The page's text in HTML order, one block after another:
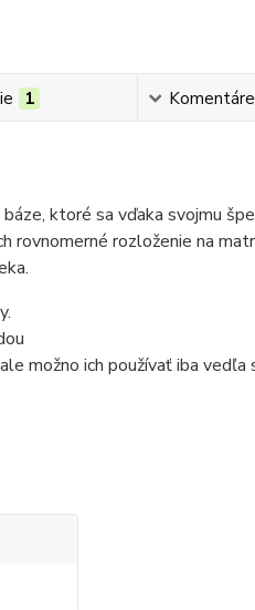
1 Komentáre
ktoré sa vďaka svojmu
rovnomerné rozloženie na
možno ich používať iba vedľa